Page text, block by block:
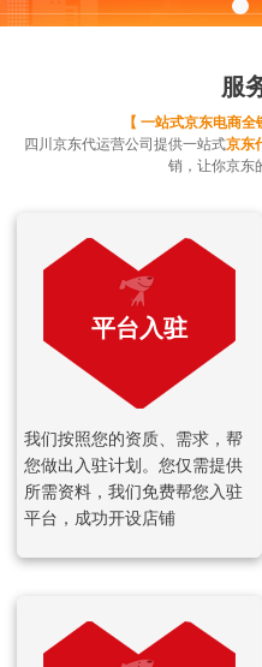
服
【 一站式京东电商
四川京东代运营公司提供一站式京东
销，让你京东
平台入驻
我们按照您的资质、需求，帮
您做出入驻计划。您仅需提供
所需资料，我们免费帮您入驻
平台，成功开设店铺